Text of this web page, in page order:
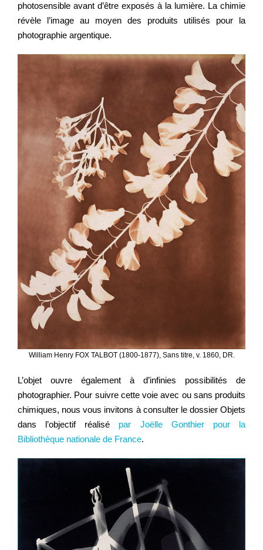
photosensible avant d’être exposés à la lumière. La chimie
révèle l’image au moyen des produits utilisés pour la
photographie argentique.
William Henry FOX TALBOT (1800-1877), Sans titre, v. 1860, DR.
L’objet ouvre également à d’infinies possibilités de
photographier. Pour suivre cette voie avec ou sans produits
chimiques, nous vous invitons à consulter le dossier Objets
dans l’objectif réalisé par Joëlle Gonthier pour la
Bibliothèque nationale de France.